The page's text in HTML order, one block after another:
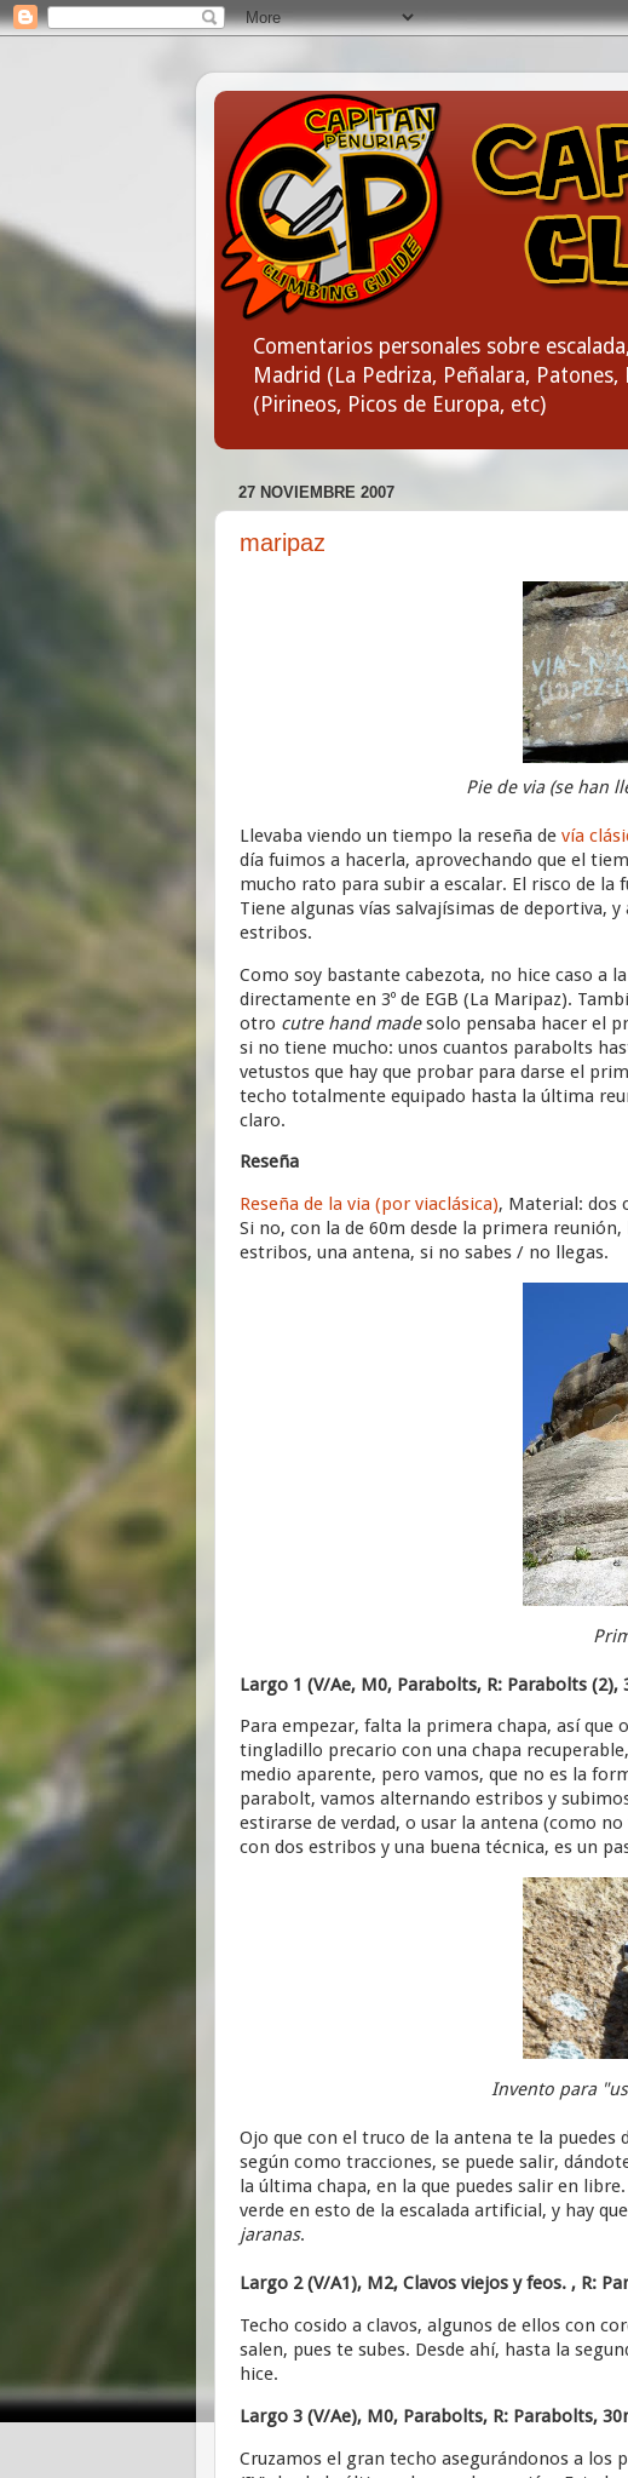
Comentarios personales sobre
Madrid (La Pedriza, Peñalara,
(Pirineos, Picos de Europa, etc)
27 NOVIEMBRE 2007
maripaz
Pie de via (se han
Llevaba viendo un tiempo la reseña de vía
día fuimos a hacerla, aprovechando que el
mucho rato para subir a escalar. El risco de la
Tiene algunas vías salvajísimas de deportiva,
estribos.
Como soy bastante cabezota, no hice caso a la
directamente en 3º de EGB (La Maripaz).
otro cutre hand madesolo pensaba hacer el
si no tiene mucho: unos cuantos parabolts
vetustos que hay que probar para darse el
techo totalmente equipado hasta la última
claro.
Reseña
Reseña de la via (por viaclásica), Material: dos
Si no, con la de 60m desde la primera
estribos, una antena, si no sabes / no llegas.
Largo 1 (V/Ae, M0, Parabolts, R: Parabolts (2),
Para empezar, falta la primera chapa, así que
tingladillo precario con una chapa
medio aparente, pero vamos, que no es la
parabolt, vamos alternando estribos y
estirarse de verdad, o usar la antena (como
con dos estribos y una buena técnica, es un
Invento para
Ojo que con el truco de la antena te la
según como tracciones, se puede salir,
la última chapa, en la que puedes salir en
verde en esto de la escalada artificial, y hay
jaranas.
Largo 2 (V/A1), M2, Clavos viejos y feos. , R:
Techo cosido a clavos, algunos de ellos con
salen, pues te subes. Desde ahí, hasta la
hice.
Largo 3 (V/Ae), M0, Parabolts, R: Parabolts,
Cruzamos el gran techo asegurándonos a los